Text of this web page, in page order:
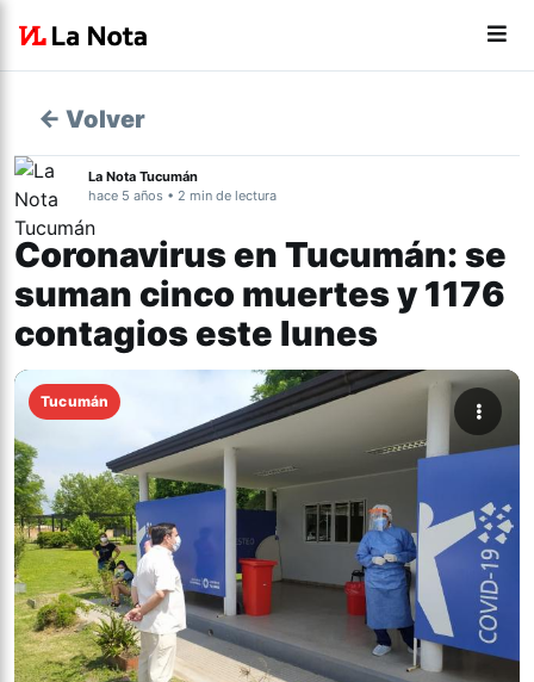
← Volver
La Nota Tucumán
hace 5 años • 2 min de lectura
Coronavirus en Tucumán: se
suman cinco muertes y 1176
contagios este lunes
Tucumán